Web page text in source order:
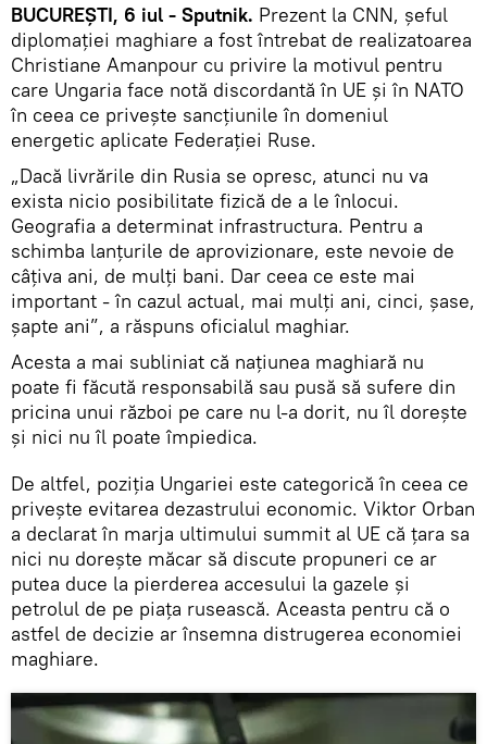
BUCUREȘTI, 6 iul - Sputnik. Prezent la CNN, șeful
diplomației maghiare a fost întrebat de realizatoarea
Christiane Amanpour cu privire la motivul pentru
care Ungaria face notă discordantă în UE și în NATO
în ceea ce privește sancțiunile în domeniul
energetic aplicate Federației Ruse.
„Dacă livrările din Rusia se opresc, atunci nu va
exista nicio posibilitate fizică de a le înlocui.
Geografia a determinat infrastructura. Pentru a
schimba lanțurile de aprovizionare, este nevoie de
câțiva ani, de mulți bani. Dar ceea ce este mai
important - în cazul actual, mai mulți ani, cinci, șase,
șapte ani”, a răspuns oficialul maghiar.
Acesta a mai subliniat că națiunea maghiară nu
poate fi făcută responsabilă sau pusă să sufere din
pricina unui război pe care nu l-a dorit, nu îl dorește
și nici nu îl poate împiedica.
De altfel, poziția Ungariei este categorică în ceea ce
privește evitarea dezastrului economic. Viktor Orban
a declarat în marja ultimului summit al UE că țara sa
nici nu dorește măcar să discute propuneri ce ar
putea duce la pierderea accesului la gazele și
petrolul de pe piața rusească. Aceasta pentru că o
astfel de decizie ar însemna distrugerea economiei
maghiare.